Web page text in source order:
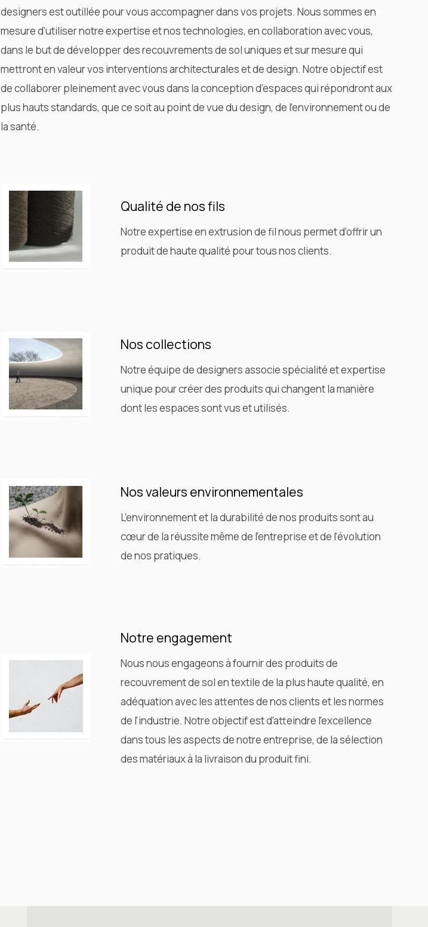
designers est outillée pour vous accompagner dans vos projets. Nous sommes en
mesure d'utiliser notre expertise et nos technologies, en collaboration avec vous,
dans le but de développer des recouvrements de sol uniques et sur mesure qui
mettront en valeur vos interventions architecturales et de design. Notre objectif est
de collaborer pleinement avec vous dans la conception d'espaces qui répondront aux
plus hauts standards, que ce soit au point de vue du design, de l'environnement ou de
la santé.
Qualité de nos fils
Notre expertise en extrusion de fil nous permet d’offrir un
produit de haute qualité pour tous nos clients.
Nos collections
Notre équipe de designers associe spécialité et expertise
unique pour créer des produits qui changent la manière
dont les espaces sont vus et utilisés.
Nos valeurs environnementales
L’environnement et la durabilité de nos produits sont au
cœur de la réussite même de l’entreprise et de l’évolution
de nos pratiques.
Notre engagement
Nous nous engageons à fournir des produits de
recouvrement de sol en textile de la plus haute qualité, en
adéquation avec les attentes de nos clients et les normes
de l'industrie. Notre objectif est d'atteindre l'excellence
dans tous les aspects de notre entreprise, de la sélection
des matériaux à la livraison du produit fini.